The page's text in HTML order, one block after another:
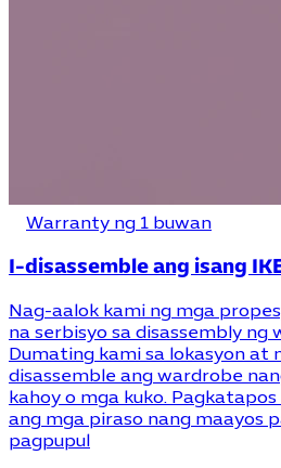
Warranty ng 1 buwan
I-disassemble ang isang
Nag-aalok kami ng mga
na serbisyo sa disassembly ng
Dumating kami sa lokasyon at
disassemble ang wardrobe
kahoy o mga kuko.
ang mga piraso nang maayos
pagpupul